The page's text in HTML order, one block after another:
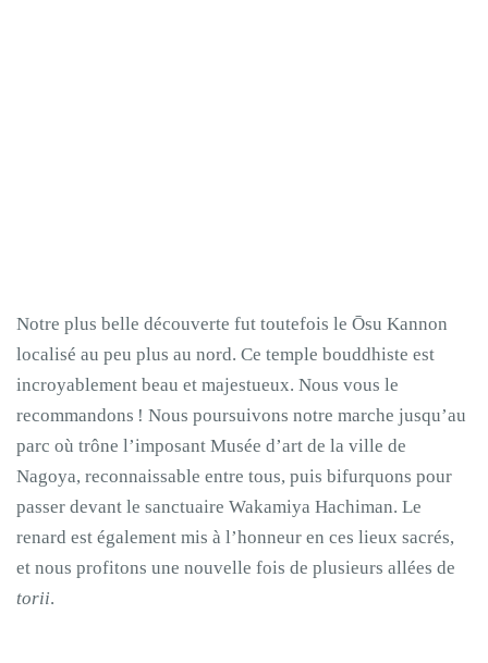
Notre plus belle découverte fut toutefois le Ōsu Kannon
localisé au peu plus au nord. Ce temple bouddhiste est
incroyablement beau et majestueux. Nous vous le
recommandons ! Nous poursuivons notre marche jusqu’au
parc où trône l’imposant Musée d’art de la ville de
Nagoya, reconnaissable entre tous, puis bifurquons pour
passer devant le sanctuaire Wakamiya Hachiman. Le
renard est également mis à l’honneur en ces lieux sacrés,
et nous profitons une nouvelle fois de plusieurs allées de
torii.